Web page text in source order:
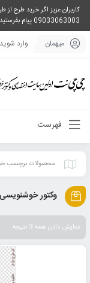
کاربران عزیز اگر خرید طرح
09033063003 پیام بفرستید، یا تماس بگیرید و طرح مورد نظر خود را دریافت نمایید.
میهمان وارد شوید
فهرست
محصولات برچسب
وکتور خوشنویسی
نمایش دادن همه 3 نتیجه